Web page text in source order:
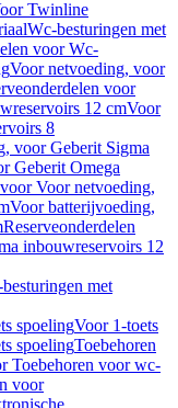
Twinline
Wc-besturingen met
voor Wc-
Voor netvoeding, voor
voor
12 cmVoor
8
voor Geberit Sigma
Geberit Omega
Voor netvoeding,
Voor batterijvoeding,
Reserveonderdelen
inbouwreservoirs 12
met
spoelingVoor 1-toets
spoelingToebehoren
Toebehoren voor wc-
voor